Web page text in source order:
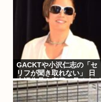
GACKTや小沢仁志の「セ
リフが聞き取れない」 日
本語作品を字幕で見る人が
増えている背景… 聴力低
下が原因ではない？